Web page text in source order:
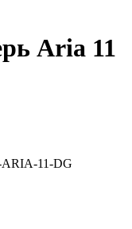
Aria 11
11-DG